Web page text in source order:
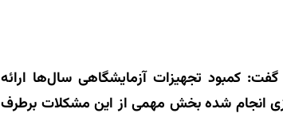
کمبود تجهیزات آزمایشگاهی سال‌ها ارائه
انجام شده بخش مهمی از این مشکلات برطرف